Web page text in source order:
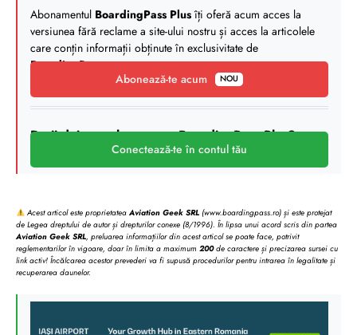
Abonamentul BoardingPass Plusîți oferă acum acces la
versiunea fără reclame a site-ului nostru și acces la articolele
care conțin informații obținute în exclusivitate de
BoardingPass.
Abonează-te acum
NOU
Deții deja un abonament BoardingPass Plus?
Conectează-te în contul tău
Acest articol este proprietateaAviation Geek SRL (www.boardingpass.ro) și este protejat
de Legea dreptului de autor și drepturilor conexe (8/1996). În lipsa unui acord scris din partea
Aviation Geek SRL, preluarea informațiilor din acest articol se poate face, potrivit
reglementarilor în vigoare, doar în limita a maximum 200de caractere și precizarea sursei cu
link activ! Încălcarea acestor prevederi va fi supusă procedurilor pentru intrarea în legalitate și
recuperarea daunelor.